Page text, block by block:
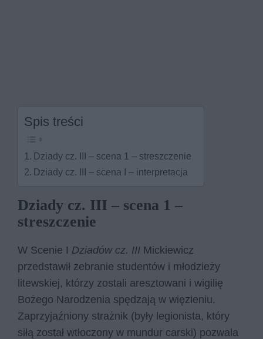
Spis treści
Dziady cz. III – scena 1 – streszczenie
Dziady cz. III – scena I – interpretacja
Dziady cz. III – scena 1 –
streszczenie
W Scenie I Dziadów cz. III Mickiewicz
przedstawił zebranie studentów i młodzieży
litewskiej, którzy zostali aresztowani i wigilię
Bożego Narodzenia spędzają w więzieniu.
Zaprzyjaźniony strażnik (były legionista, który
siłą został wtłoczony w mundur carski) pozwala